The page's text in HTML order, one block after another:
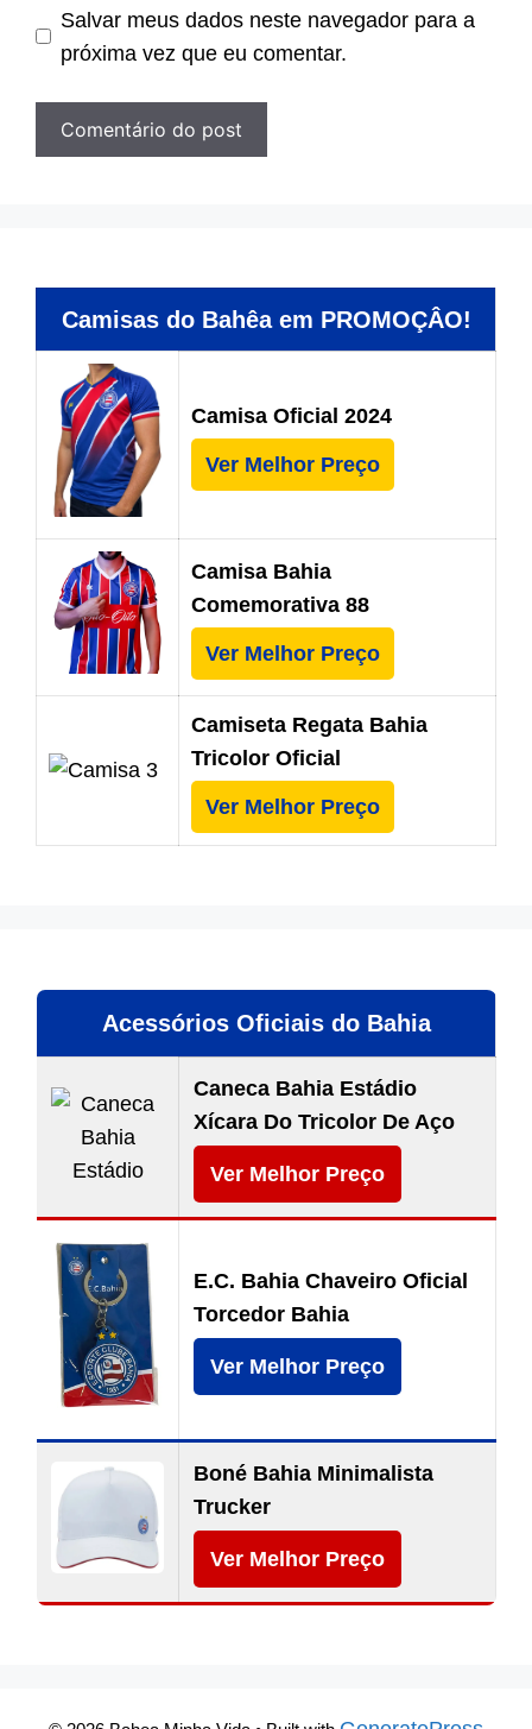
Salvar meus dados neste navegador para a
próxima vez que eu comentar.
Camisas do Bahêa em PROMOÇÂO!
Camisa Oficial 2024
Ver Melhor Preço
Camisa Bahia
Comemorativa 88
Ver Melhor Preço
Camiseta Regata Bahia
Tricolor Oficial
Ver Melhor Preço
Acessórios Oficiais do Bahia
Caneca Bahia Estádio
Xícara Do Tricolor De Aço
Ver Melhor Preço
E.C. Bahia Chaveiro Oficial
Torcedor Bahia
Ver Melhor Preço
Boné Bahia Minimalista
Trucker
Ver Melhor Preço